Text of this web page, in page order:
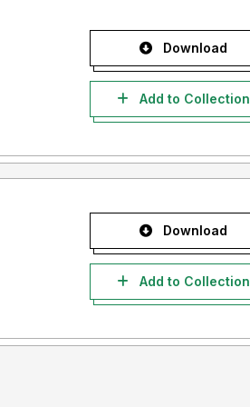
Download
Add to Collection
Download
Add to Collection